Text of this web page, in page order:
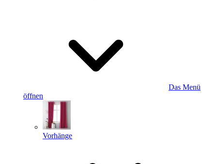
Das Menü
öffnen
Vorhänge